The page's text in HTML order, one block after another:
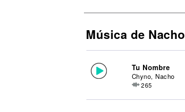
Música de Nacho
Tu Nombre
Chyno, Nacho
265